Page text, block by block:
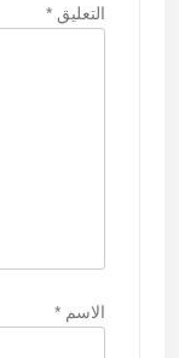
التعليق *
الاسم *